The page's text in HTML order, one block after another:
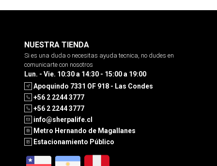
NUESTRA TIENDA
Si es una duda o necesitas ayuda tecnica, no dudes en
comunicarte con nosotros
Lun. - Vie. 10:30 a 14:30 - 15:00 a 19:00
Apoquindo 7331 OF 918 - Las Condes
+56 2 2244 3777
+56 2 2244 3777
info@sherpalife.cl
Metro Hernando de Magallanes
Estacionamiento Público